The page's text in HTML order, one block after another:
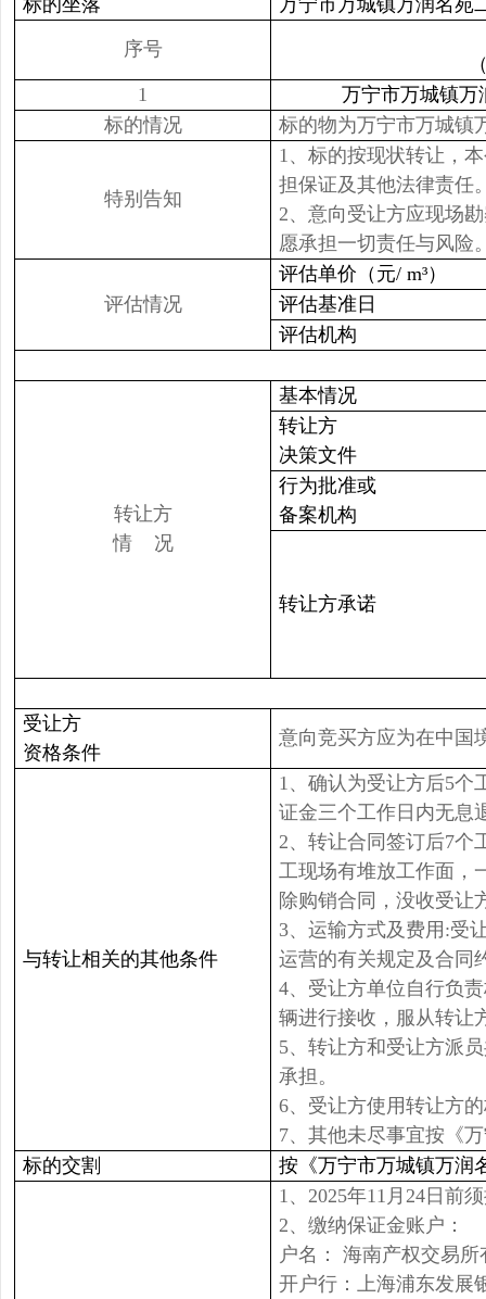
标的坐落 万宁市万城镇万润名苑
序号
1
万宁市万城镇万
标的情况
标的物为万宁市万城镇
特别告知
1、标的按现状转让，
担保证及其他法律责任
2、意向受让方应现场
愿承担一切责任与风险
评估情况
评估单价（元/ m³）
评估基准日
评估机构
转让方
情 况
基本情况
转让方
决策文件
行为批准或
备案机构
转让方承诺
受让方
资格条件
意向竞买方应为在中国
与转让相关的其他条件
1、确认为受让方后5个
证金三个工作日内无息
2、转让合同签订后7个
工现场有堆放工作面，
除购销合同，没收受让
3、运输方式及费用:受
运营的有关规定及合同
4、受让方单位自行负
辆进行接收，服从转让
5、转让方和受让方派
承担。
6、受让方使用转让方
7、其他未尽事宜按《
标的交割
按《万宁市万城镇万润
1、2025年11月24日前
2、缴纳保证金账户：
户名： 海南产权交易所
开户行：上海浦东发展